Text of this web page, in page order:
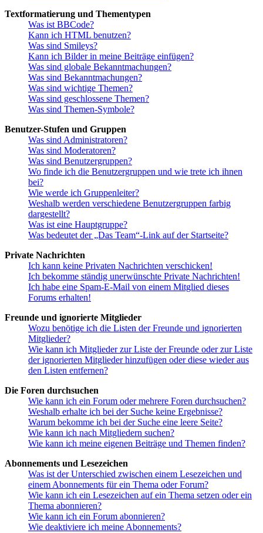
Textformatierung und Thementypen
Was ist BBCode?
Kann ich HTML benutzen?
Was sind Smileys?
Kann ich Bilder in meine Beiträge einfügen?
Was sind globale Bekanntmachungen?
Was sind Bekanntmachungen?
Was sind wichtige Themen?
Was sind geschlossene Themen?
Was sind Themen-Symbole?
Benutzer-Stufen und Gruppen
Was sind Administratoren?
Was sind Moderatoren?
Was sind Benutzergruppen?
Wo finde ich die Benutzergruppen und wie trete ich ihnen
bei?
Wie werde ich Gruppenleiter?
Weshalb werden verschiedene Benutzergruppen farbig
dargestellt?
Was ist eine Hauptgruppe?
Was bedeutet der „Das Team“-Link auf der Startseite?
Private Nachrichten
Ich kann keine Privaten Nachrichten verschicken!
Ich bekomme ständig unerwünschte Private Nachrichten!
Ich habe eine Spam-E-Mail von einem Mitglied dieses
Forums erhalten!
Freunde und ignorierte Mitglieder
Wozu benötige ich die Listen der Freunde und ignorierten
Mitglieder?
Wie kann ich Mitglieder zur Liste der Freunde oder zur Liste
der ignorierten Mitglieder hinzufügen oder diese wieder aus
den Listen entfernen?
Die Foren durchsuchen
Wie kann ich ein Forum oder mehrere Foren durchsuchen?
Weshalb erhalte ich bei der Suche keine Ergebnisse?
Warum bekomme ich bei der Suche eine leere Seite?
Wie kann ich nach Mitgliedern suchen?
Wie kann ich meine eigenen Beiträge und Themen finden?
Abonnements und Lesezeichen
Was ist der Unterschied zwischen einem Lesezeichen und
einem Abonnements für ein Thema oder Forum?
Wie kann ich ein Lesezeichen auf ein Thema setzen oder ein
Thema abonnieren?
Wie kann ich ein Forum abonnieren?
Wie deaktiviere ich meine Abonnements?